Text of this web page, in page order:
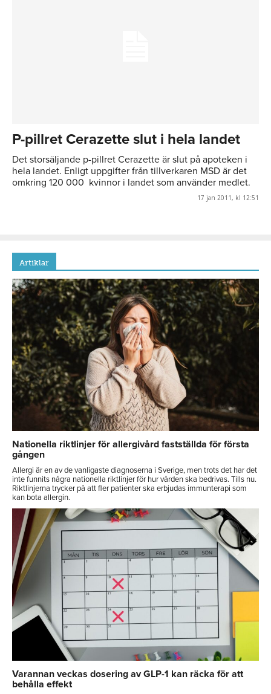
P-pillret Cerazette slut i hela landet
Det storsäljande p-pillret Cerazette är slut på apoteken i
hela landet. Enligt uppgifter från tillverkaren MSD är det
omkring 120 000 kvinnor i landet som använder medlet.
17 jan 2011, kl 12:51
Artiklar
Nationella riktlinjer för allergivård fastställda för första
gången
Allergi är en av de vanligaste diagnoserna i Sverige, men trots det har det
inte funnits några nationella riktlinjer för hur vården ska bedrivas. Tills nu.
Riktlinjerna trycker på att fler patienter ska erbjudas immunterapi som
kan bota allergin.
Varannan veckas dosering av GLP-1 kan räcka för att
behålla effekt